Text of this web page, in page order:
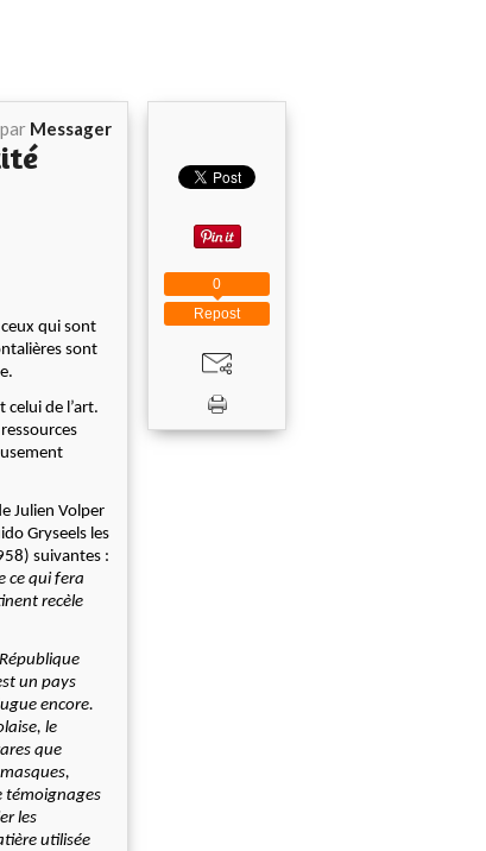
Messager
qui sont
sont
celui de l’art.
Julien Volper
Gryseels les
suivantes :
ce qui fera
recèle
un pays
encore.
le
que
témoignages
les
utilisée
Repost
0